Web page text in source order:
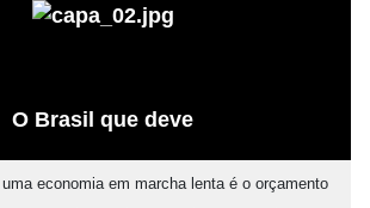
O Brasil que deve
economia em marcha lenta é o orçamento